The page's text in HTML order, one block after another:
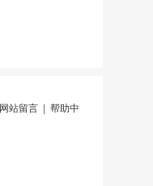
网站留言| 帮助中